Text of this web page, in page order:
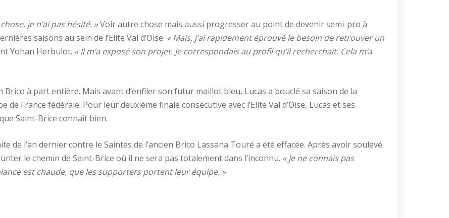
je n’ai pas hésité. »Voir autre chose mais aussi progresser au point de devenir semi-pro à
saisons au sein de l’Elite Val d’Oise. « Mais, j’ai rapidement éprouvé le besoin de retrouver un
Yohan Herbulot. « Il m’a exposé son projet. Je correspondais au profil qu’il recherchait. Cela m’a
Brico à part entière. Mais avant d’enfiler son futur maillot bleu, Lucas a bouclé sa saison de la
France fédérale. Pour leur deuxième finale consécutive avec l’Elite Val d’Oise, Lucas et ses
Saint-Brice connaît bien.
de l’an dernier contre le Saintes de l’ancien Brico Lassana Touré a été effacée. Après avoir soulevé
le chemin de Saint-Brice où il ne sera pas totalement dans l’inconnu. « Je ne connais pas
est chaude, que les supporters portent leur équipe. »